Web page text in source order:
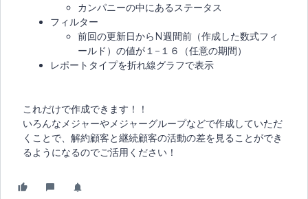
カンパニーの中にあるステータス
フィルター
前回の更新日からN週間前（作成した数式フィ
ールド）の値が１−１６（任意の期間）
レポートタイプを折れ線グラフで表示
これだけで作成できます！！
いろんなメジャーやメジャーグループなどで作成していただ
くことで、解約顧客と継続顧客の活動の差を見ることができ
るようになるのでご活用ください！